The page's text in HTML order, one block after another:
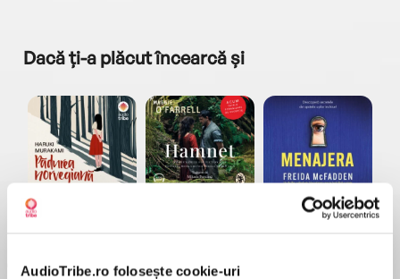
AudioTribe.ro folosește cookie-uri
Dacă ți-a plăcut încearcă și
Pădurea norvegiană Menajera